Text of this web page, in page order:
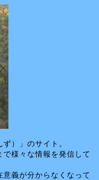
）」のサイト。
様々な情報を発信して
義が分からなくなって